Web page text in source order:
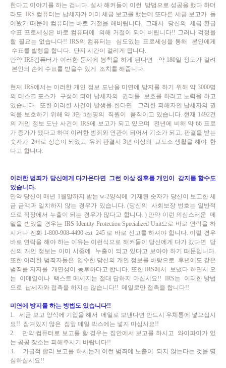
한다고 이야기를 하는 겁니다. 설사 해커들이 이런 방법으로 성공을 했다 하더
라도 IRS 컴퓨터는 납세자가 이미 세금 보고를 했는데 또다른 세금 보고가 들
어왔기 때문에 컴퓨터는 바로 거절을 해버립니다. 그래서 당신의 세금 환급
수표 프로세싱은 바로 컴퓨터에 의해 거절이 되어 버립니다!! 그러나 걱정을
할 필요는 없습니다!! IRS의 컴퓨터는 심도있는 프로세싱을 통해 본인에게
수표를 발행을 합니다. 단지 시간이 걸리게 됩니다.
만약 IRS컴퓨터가 이러한 문제에 봉착을 하게 된다면 약 180일 정도가 걸려
본인의 손에 수표를 받을수 있게 조치를 해줍니다.
현재 IRS에서는 이러한 개인 정보 도난을 미연에 방지를 하기 위해 약 3000명
의 테스크 포스가 구성이 되어 납세자의 권리를 보호를 하려고 노력을 하고
있습니다. 또한 이러한 사건이 발생을 한다면 그러한 피해자인 납세자의 권
익을 보호하기 위해 약 3만 5천명의 직원이 움직이고 있습니다. 현재 1492건
의 개인 정보 도난 사건이 IRS에 보고가 되고 있으며 전년에 비해 약 66 프로
가 증가가 됐다고 하며 이러한 범죄와 연관이 되어서 기소가 되고, 판결을 받는
숫자가 2배로 상승이 되었고 유죄 판결시 3년 이상의 교도소 생활을 해야 한
다고 합니다.
이러한 범죄가 당신에게 다가온다면 그런 이상 징후를 개인이 감지를 할수도
있습니다.
만약 당신이 매년 1월말까지 받는 w-2양식에 기재된 숫자가 당신이 보고한 세
금 금액과 일치하지 않는 경우가 있습니다. (당신의 사회보장 번호는 일반적
으로 직장에서 누출이 되는 경우가 많다고 합니다. ) 만약 이런 의심스러운 메
일을 받았을 경우는 IRS Identity Protection Specialized Unit으로 바로 연락을 하
시거나 전화 1-800-908-4490 ext 245 로 바로 신고를 하셔야 합니다. 이럴 경우
바로 연락을 해야 하는 이유는 이런식으로 해커들이 당신에게 다가 갔다면 당
신의 개인 정보는 이미 시중에 누출이 되고 있다고 보아야 하기 때문입니다.
또한 이러한 범죄자들은 입수한 당신의 개인 정보를 바탕으로 후년에도 같은
범죄를 저지를 개연성이 농후하다고 합니다. 또한 IRS에서 보냈다 하면서 오
는 이메일이나 택스트 메세지는 절대 답하지 마십시요!! IRS는 이러한 방법
으로 납세자와 접촉을 하지는 않습니다!! 메일로만 접촉을 합니다!!
미연에 방지를 하는 방법도 있습니다!!
1. 세금 보고 양식에 기입을 해서 메일로 보낸다면 반드시 우체통에 넣으십시
요!! 잠겨있지 않은 집앞 메일 박스에는 넣지 마십시요!!
2. 만약 컴퓨터로 보고를 할 경우는 집안에서 보고를 하시고 와이파이가 있
는 공공 장소는 피해주시기 바랍니다!!
3. 가급적 빨리 보고를 하시는게 이런 범죄에 노출이 되지 않는다는 것을 명
심하십시요!!